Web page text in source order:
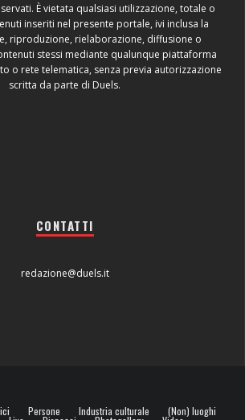
È vietata qualsiasi utilizzazione, totale o
inseriti nel presente portale, ivi inclusa la
riproduzione, rielaborazione, diffusione o
stessi mediante qualunque piattaforma
o rete telematica, senza previa autorizzazione
scritta da parte di Duels.
CONTATTI
redazione@duels.it
Persone Industria culturale (Non) luoghi